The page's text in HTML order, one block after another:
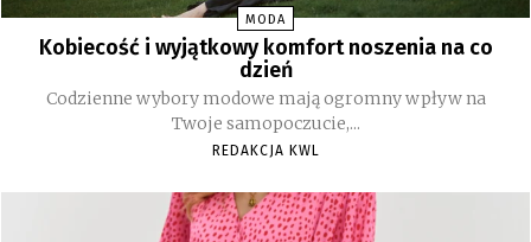
MODA
Kobiecość i wyjątkowy komfort noszenia na co
dzień
Codzienne wybory modowe mają ogromny wpływ na
Twoje samopoczucie,...
REDAKCJA KWL